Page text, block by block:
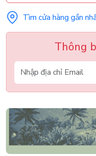
Tìm cửa hàng gần
Thông